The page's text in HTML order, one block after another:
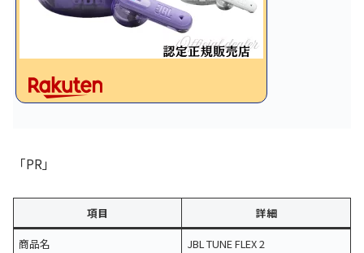
「PR」
項目
詳細
商品名
JBL TUNE FLEX 2